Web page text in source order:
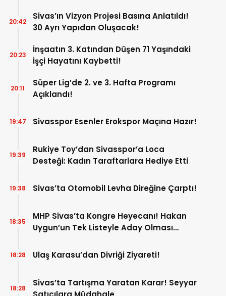
Sivas’ın Vizyon Projesi Basına Anlatıldı!
30 Ayrı Yapıdan Oluşacak!
20:42
İnşaatın 3. Katından Düşen 71 Yaşındaki
İşçi Hayatını Kaybetti!
20:23
Süper Lig’de 2. ve 3. Hafta Programı
Açıklandı!
20:11
Sivasspor Esenler Erokspor Maçına Hazır!
19:47
Rukiye Toy’dan Sivasspor’a Loca
Desteği: Kadın Taraftarlara Hediye Etti
19:39
Sivas’ta Otomobil Levha Direğine Çarptı!
19:38
MHP Sivas’ta Kongre Heyecanı! Hakan
Uygun’un Tek Listeyle Aday Olması
18:35
Ulaş Karasu’dan Divriği Ziyareti!
18:28
Sivas’ta Tartışma Yaratan Karar! Seyyar
18:28